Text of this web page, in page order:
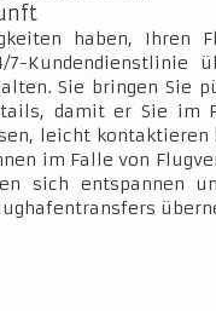
haben, Ihren
7-Kundendienstlinie
Sie bringen Sie
damit er Sie im
leicht
im Falle von
sich entspannen